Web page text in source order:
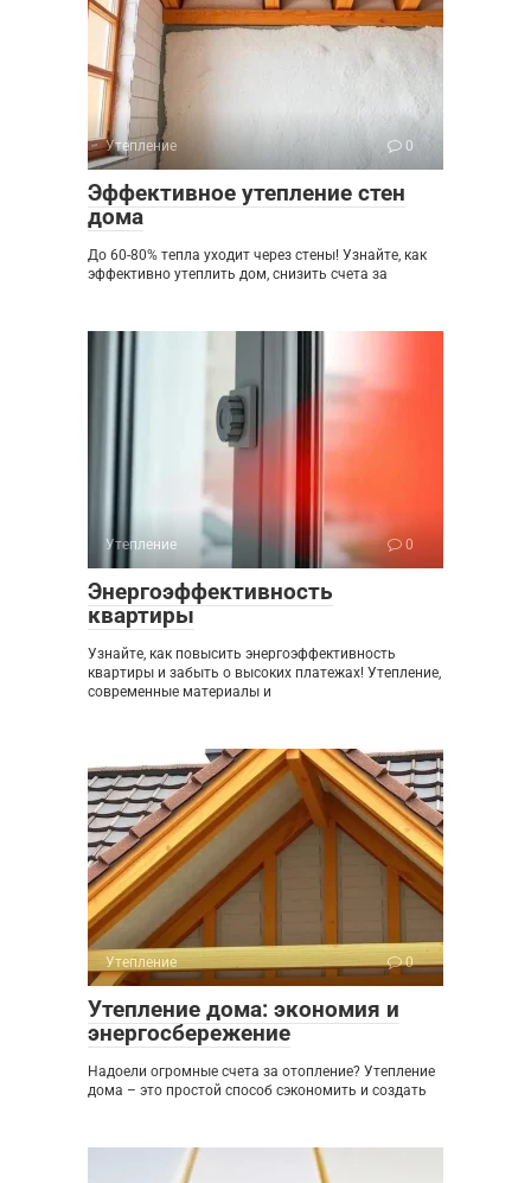
Утепление 0
Эффективное утепление стен
дома
До 60-80% тепла уходит через стены! Узнайте, как
эффективно утеплить дом, снизить счета за
Утепление 0
Энергоэффективность
квартиры
Узнайте, как повысить энергоэффективность
квартиры и забыть о высоких платежах! Утепление,
современные материалы и
Утепление 0
Утепление дома: экономия и
энергосбережение
Надоели огромные счета за отопление? Утепление
дома – это простой способ сэкономить и создать